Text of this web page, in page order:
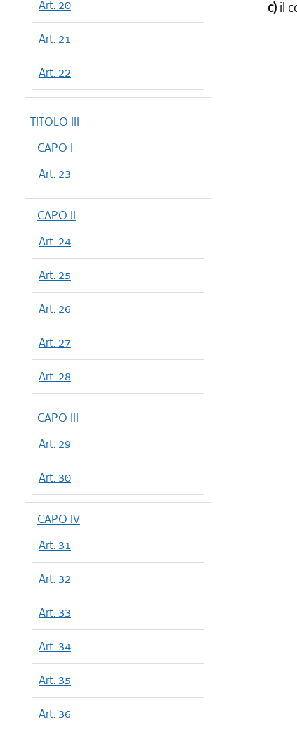
Art. 20
Art. 21
Art. 22
TITOLO III
CAPO I
Art. 23
CAPO II
Art. 24
Art. 25
Art. 26
Art. 27
Art. 28
CAPO III
Art. 29
Art. 30
CAPO IV
Art. 31
Art. 32
Art. 33
Art. 34
Art. 35
Art. 36
c) il